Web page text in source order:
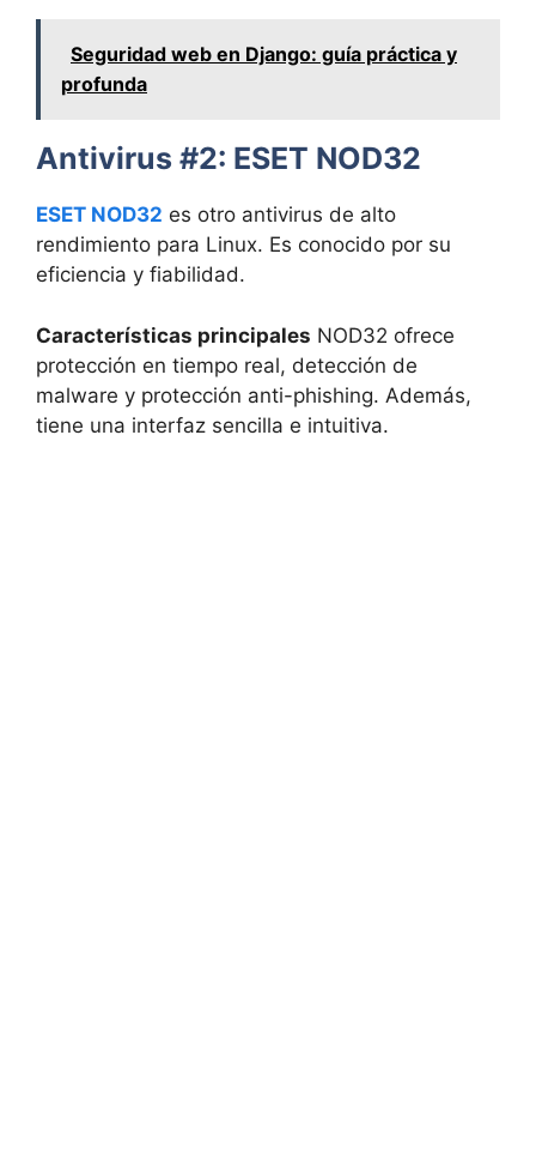
Seguridad web en Django: guía práctica y
profunda
Antivirus #2: ESET NOD32
ESET NOD32 es otro antivirus de alto
rendimiento para Linux. Es conocido por su
eficiencia y fiabilidad.
Características principales NOD32 ofrece
protección en tiempo real, detección de
malware y protección anti-phishing. Además,
tiene una interfaz sencilla e intuitiva.